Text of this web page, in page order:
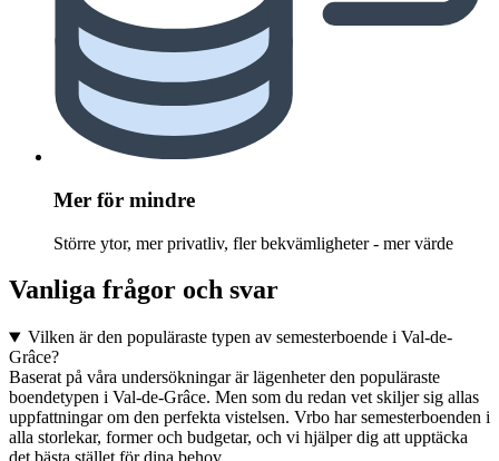
Mer för mindre
Större ytor, mer privatliv, fler bekvämligheter - mer värde
Vanliga frågor och svar
Vilken är den populäraste typen av semesterboende i Val-de-
Grâce?
Baserat på våra undersökningar är lägenheter den populäraste
boendetypen i Val-de-Grâce. Men som du redan vet skiljer sig allas
uppfattningar om den perfekta vistelsen. Vrbo har semesterboenden i
alla storlekar, former och budgetar, och vi hjälper dig att upptäcka